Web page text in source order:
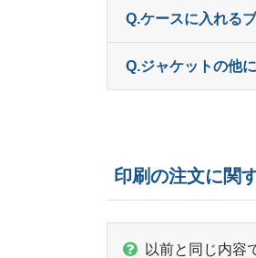
Q.ケースに入れる
Q.ジャケットの他
印刷の注文に関
以前と同じ内容